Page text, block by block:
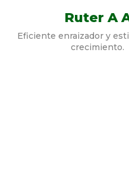
Ruter A
Eficiente enraizador y
crecimiento.